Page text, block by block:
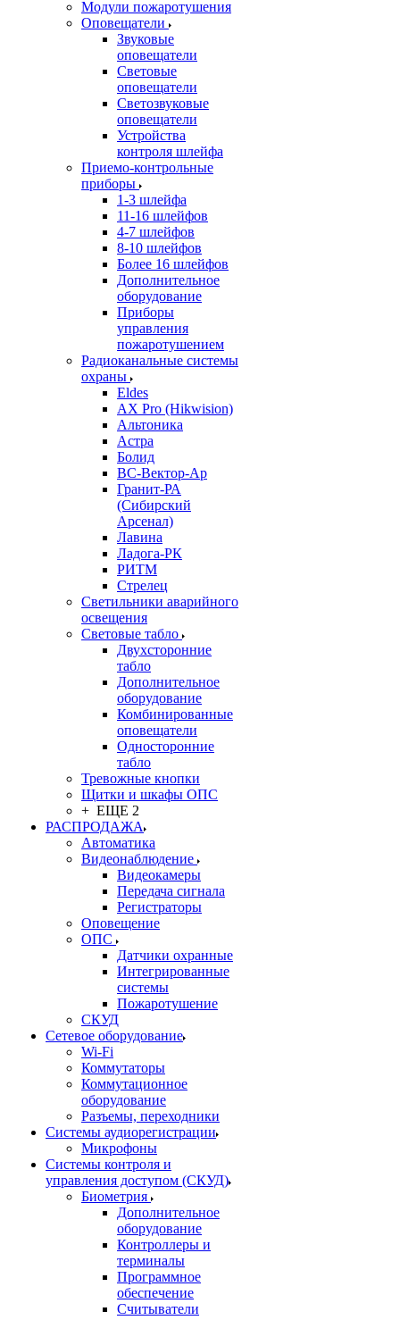
Модули пожаротушения
Оповещатели
Звуковые
оповещатели
Световые
оповещатели
Светозвуковые
оповещатели
Устройства
контроля шлейфа
Приемо-контрольные
приборы
1-3 шлейфа
11-16 шлейфов
4-7 шлейфов
8-10 шлейфов
Более 16 шлейфов
Дополнительное
оборудование
Приборы
управления
пожаротушением
Радиоканальные системы
охраны
Eldes
AX Pro (Hikwision)
Альтоника
Астра
Болид
ВС-Вектор-Ар
Гранит-РА
(Сибирский
Арсенал)
Лавина
Ладога-РК
РИТМ
Стрелец
Светильники аварийного
освещения
Световые табло
Двухсторонние
табло
Дополнительное
оборудование
Комбинированные
оповещатели
Односторонние
табло
Тревожные кнопки
Щитки и шкафы ОПС
+ ЕЩЕ 2
РАСПРОДАЖА
Автоматика
Видеонаблюдение
Видеокамеры
Передача сигнала
Регистраторы
Оповещение
ОПС
Датчики охранные
Интегрированные
системы
Пожаротушение
СКУД
Сетевое оборудование
Wi-Fi
Коммутаторы
Коммутационное
оборудование
Разъемы, переходники
Системы аудиорегистрации
Микрофоны
Системы контроля и
управления доступом (СКУД)
Биометрия
Дополнительное
оборудование
Контроллеры и
терминалы
Программное
обеспечение
Считыватели